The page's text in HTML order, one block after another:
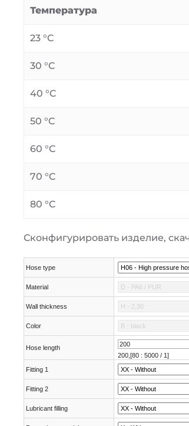
Температура
23 °C
30 °C
40 °C
50 °C
60 °C
70 °C
80 °C
Сконфигурировать изделие,